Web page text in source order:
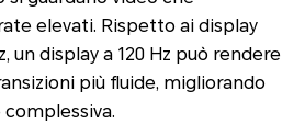
elevati. Rispetto ai display
un display a 120 Hz può rendere
più fluide, migliorando